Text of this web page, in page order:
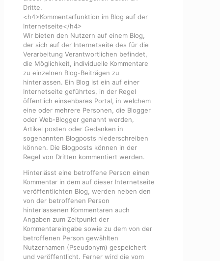
Dritte.
<h4>Kommentarfunktion im Blog auf der
Internetseite</h4>
Wir bieten den Nutzern auf einem Blog,
der sich auf der Internetseite des für die
Verarbeitung Verantwortlichen befindet,
die Möglichkeit, individuelle Kommentare
zu einzelnen Blog-Beiträgen zu
hinterlassen. Ein Blog ist ein auf einer
Internetseite geführtes, in der Regel
öffentlich einsehbares Portal, in welchem
eine oder mehrere Personen, die Blogger
oder Web-Blogger genannt werden,
Artikel posten oder Gedanken in
sogenannten Blogposts niederschreiben
können. Die Blogposts können in der
Regel von Dritten kommentiert werden.
Hinterlässt eine betroffene Person einen
Kommentar in dem auf dieser Internetseite
veröffentlichten Blog, werden neben den
von der betroffenen Person
hinterlassenen Kommentaren auch
Angaben zum Zeitpunkt der
Kommentareingabe sowie zu dem von der
betroffenen Person gewählten
Nutzernamen (Pseudonym) gespeichert
und veröffentlicht. Ferner wird die vom